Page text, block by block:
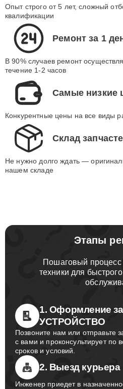
Опыт строго от 5 лет, сложный
квалификации
Ремонт за 1
В 90% случаев ремонт
течение 1-2 часов
Самые низкие
Конкурентные цены на все виды
Склад
Не нужно долго ждать —
нашем складе
Этапы
Пошаговый
техники для
1. Оформление
УСТРОЙСТВО
Позвоните нам или отправьте
с вами и проконсультирует по
сроков и условий.
2. Выезд курьера
Инженер приедет в